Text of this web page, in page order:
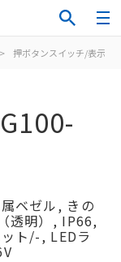
> 押ボタンスイッチ/表示灯
ベゼル, きの
透明）, IP66,
ト/-, LEDラ